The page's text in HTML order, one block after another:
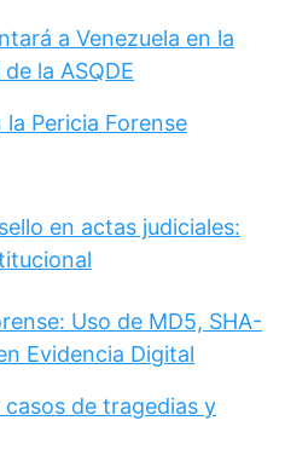
a Venezuela en la
la ASQDE
Pericia Forense
en actas judiciales:
Uso de MD5, SHA-
Evidencia Digital
de tragedias y